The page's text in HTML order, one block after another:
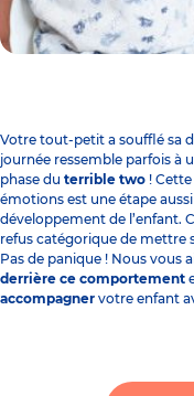
Votre tout-petit a soufflé sa
journée ressemble parfois à
phase du terrible two !
émotions est une étape
développement de l’enfant.
refus catégorique de mettre
Pas de panique ! Nous vous
derrière ce comportement
accompagner votre enfant